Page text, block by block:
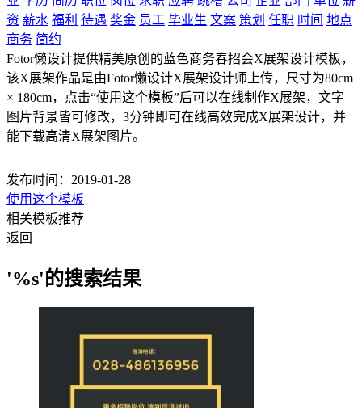
资 薪水 福利 待遇 奖金 员工 毕业生 文案 策划 任职 时间 地点
商务 简约
Fotor懒设计提供精美原创的蓝色商务春招会X展架设计模板，
该X展架作品是由Fotor懒设计X展架设计师上传，尺寸为80cm
× 180cm，点击“使用这个模板”后可以在线制作X展架，文字
图片背景皆可修改，3分钟即可在线高效完成X展架设计，并
能下载高清X展架图片。
发布时间：2019-01-28
使用这个模板
相关模板推荐
返回
'%s'的搜索结果